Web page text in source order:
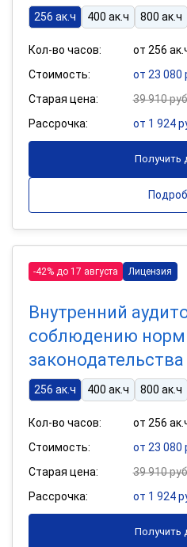
256 ак.ч
400 ак.ч 800 ак.ч
Кол-во часов:
от 256
Стоимость:
от 23 080
Старая цена:
39 910
Рассрочка:
от 1 924
Получить
-42% до 17 августа Лицензия
Внутренний
соблюдению норм
законодательства
256 ак.ч 400 ак.ч 800 ак.ч
Кол-во часов:
от 256
Стоимость:
от 23 080
Старая цена:
39 910
Рассрочка:
от 1 924
Получить